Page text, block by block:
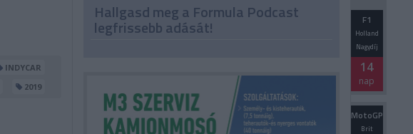
INDYCAR
2019
Hallgasd meg a Formula Podcast
legfrissebb adását! F1
Holland
Nagydíj
14
nap
MotoGP
Brit